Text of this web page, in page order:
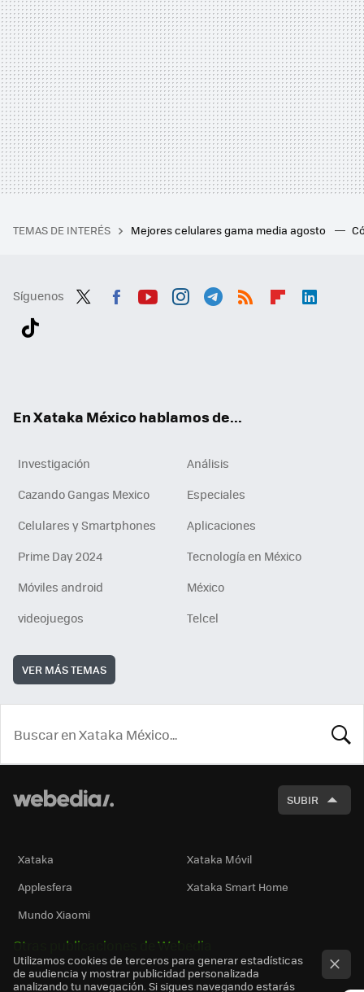
TEMAS DE INTERÉS Mejores celulares gama media agosto
Síguenos
En Xataka México hablamos de...
Investigación
Análisis
Cazando Gangas Mexico
Especiales
Celulares y Smartphones
Aplicaciones
Prime Day 2024
Tecnología en México
Móviles android
México
videojuegos
Telcel
VER MÁS TEMAS
SUBIR
Xataka
Xataka Móvil
Applesfera
Xataka Smart Home
Mundo Xiaomi
Otras publicaciones de Webedia
Utilizamos cookies de terceros para generar estadísticas
de audiencia y mostrar publicidad personalizada
analizando tu navegación. Si sigues navegando estarás